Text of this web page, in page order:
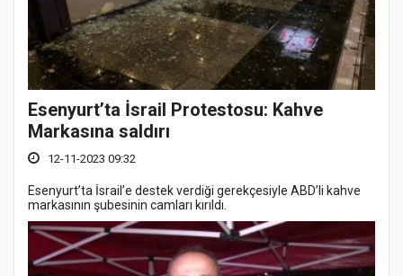
Esenyurt’ta İsrail Protestosu: Kahve
Markasına saldırı
12-11-2023 09:32
Esenyurt’ta İsrail’e destek verdiği gerekçesiyle ABD’li kahve
markasının şubesinin camları kırıldı.